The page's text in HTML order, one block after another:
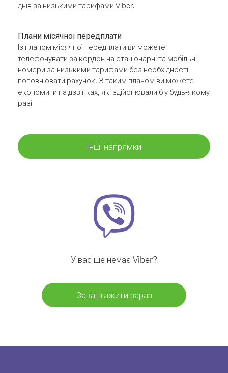
днів за низькими тарифами Viber.
Плани місячної передплати
Із планом місячної передплати ви можете
телефонувати за кордон на стаціонарні та мобільні
номери за низькими тарифами без необхідності
поповнювати рахунок. З таким планом ви можете
економити на дзвінках, які здійснювали б у будь-якому
разі
Інші напрямки
У вас ще немає Viber?
Завантажити зараз